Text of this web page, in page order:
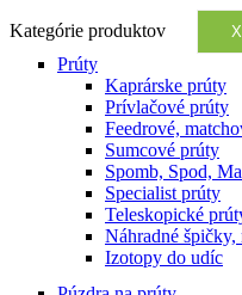
Kategórie produktov X
Prúty
Kaprárske prúty
Prívlačové prúty
Feedrové,
Sumcové prúty
Spomb, Spod,
Specialist prúty
Teleskopické
Náhradné špičky,
Izotopy do udíc